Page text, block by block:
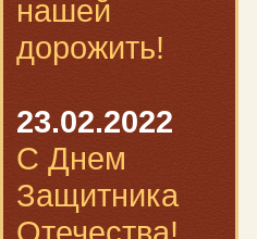
нашей
дорожить!
23.02.2022
С Днем
Защитника